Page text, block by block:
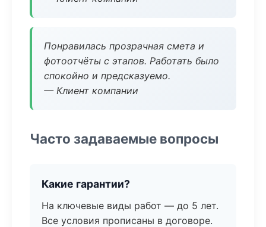
Понравилась прозрачная смета и
фотоотчёты с этапов. Работать было
спокойно и предсказуемо.
— Клиент компании
Часто задаваемые вопросы
Какие гарантии?
На ключевые виды работ — до 5 лет.
Все условия прописаны в договоре.